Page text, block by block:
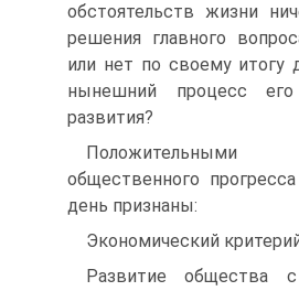
обстоятельств жизни
решения главного
или нет по своему итогу
нынешний процесс его
развития?
Положительными
общественного
день признаны:
Экономический
Развитие общества с